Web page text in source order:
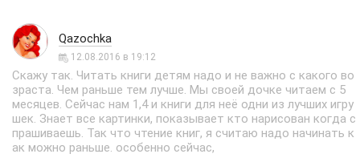
Qazochka
12.08.2016 в 19:12
Скажу так. Читать книги детям надо и не важно с какого во
зраста. Чем раньше тем лучше. Мы своей дочке читаем с 5
месяцев. Сейчас нам 1,4 и книги для неё одни из лучших игру
шек. Знает все картинки, показывает кто нарисован когда с
прашиваешь. Так что чтение книг, я считаю надо начинать к
ак можно раньше. особенно сейчас,